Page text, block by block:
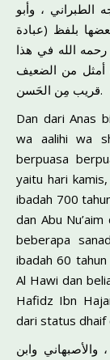
الطبراني ، وأبو
بلفظ (عبادة
الله في هذا
أمثل من الضعيف
قريب مِن الحَسن.
Dan dari Anas
wa aalihi wa
berpuasa
yaitu hari
ibadah 700
dan Abu
beberapa
ibadah 60
Al Hawi dan
Hafidz Ibn
dari status dhaif
وابن